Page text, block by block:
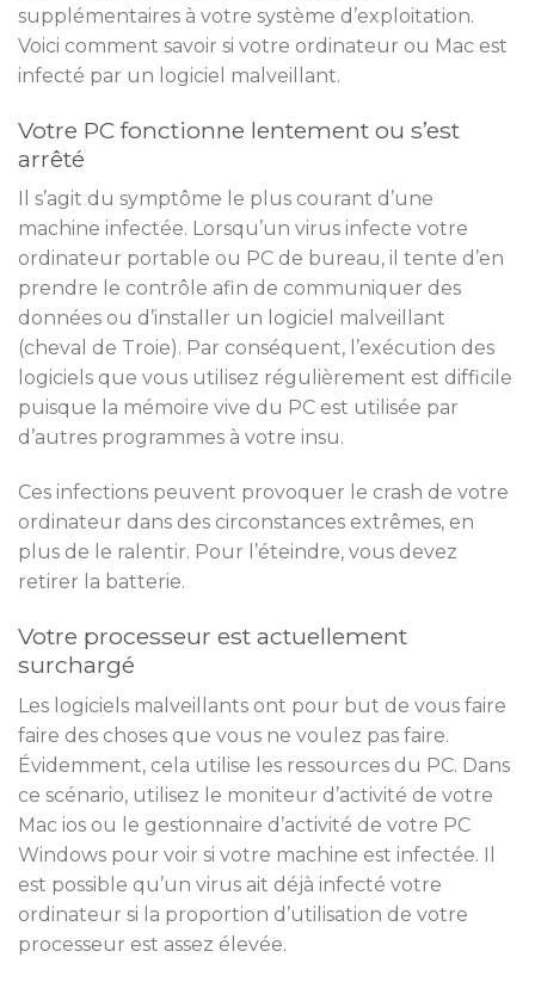
supplémentaires à votre système d’exploitation.
Voici comment savoir si votre ordinateur ou Mac est
infecté par un logiciel malveillant.
Votre PC fonctionne lentement ou s’est
arrêté
Il s’agit du symptôme le plus courant d’une
machine infectée. Lorsqu’un virus infecte votre
ordinateur portable ou PC de bureau, il tente d’en
prendre le contrôle afin de communiquer des
données ou d’installer un logiciel malveillant
(cheval de Troie). Par conséquent, l’exécution des
logiciels que vous utilisez régulièrement est difficile
puisque la mémoire vive du PC est utilisée par
d’autres programmes à votre insu.
Ces infections peuvent provoquer le crash de votre
ordinateur dans des circonstances extrêmes, en
plus de le ralentir. Pour l’éteindre, vous devez
retirer la batterie.
Votre processeur est actuellement
surchargé
Les logiciels malveillants ont pour but de vous faire
faire des choses que vous ne voulez pas faire.
Évidemment, cela utilise les ressources du PC. Dans
ce scénario, utilisez le moniteur d’activité de votre
Mac ios ou le gestionnaire d’activité de votre PC
Windows pour voir si votre machine est infectée. Il
est possible qu’un virus ait déjà infecté votre
ordinateur si la proportion d’utilisation de votre
processeur est assez élevée.